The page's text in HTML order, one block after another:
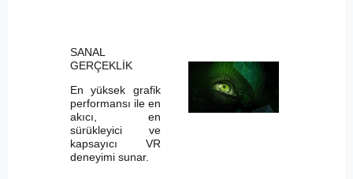
SANAL
GERÇEKLİK
En yüksek grafik
performansı ile en
akıcı, en
sürükleyici ve
kapsayıcı VR
deneyimi sunar.